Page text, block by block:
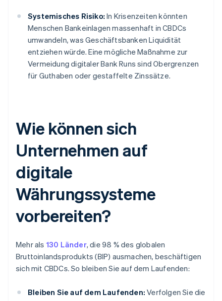
Systemisches Risiko: In Krisenzeiten könnten
Menschen Bankeinlagen massenhaft in CBDCs
umwandeln, was Geschäftsbanken Liquidität
entziehen würde. Eine mögliche Maßnahme zur
Vermeidung digitaler Bank Runs sind Obergrenzen
für Guthaben oder gestaffelte Zinssätze.
Wie können sich
Unternehmen auf
digitale
Währungssysteme
vorbereiten?
Mehr als 130 Länder, die 98 % des globalen
Bruttoinlandsprodukts (BIP) ausmachen, beschäftigen
sich mit CBDCs. So bleiben Sie auf dem Laufenden:
Bleiben Sie auf dem Laufenden: Verfolgen Sie die